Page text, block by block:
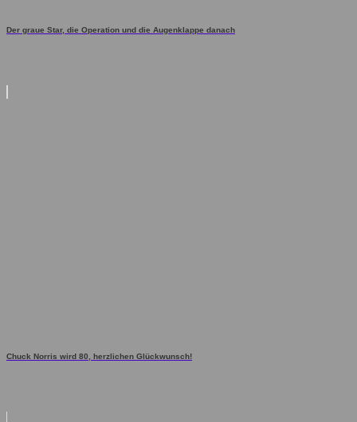
Der graue Star, die Operation und die Augenklappe danach
Chuck Norris wird 80, herzlichen Glückwunsch!